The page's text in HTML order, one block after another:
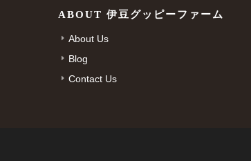
ABOUT 伊豆グッピーファーム
About Us
Blog
Contact Us